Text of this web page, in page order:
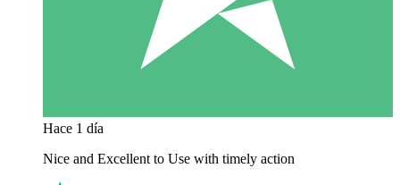
Hace 1 día
Nice and Excellent to Use with timely action